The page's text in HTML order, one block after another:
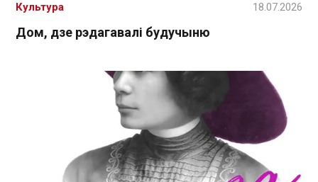
Дом, дзе рэдагавалі будучыню
Культура 18.07.2026